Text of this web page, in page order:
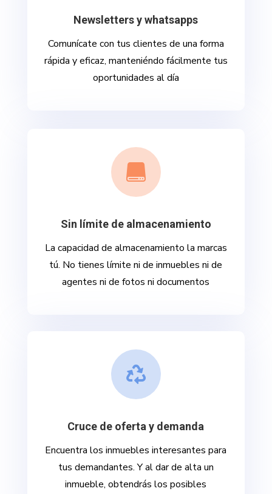
Newsletters y whatsapps
Comunícate con tus clientes de una forma
rápida y eficaz, manteniéndo fácilmente tus
oportunidades al día

Sin límite de almacenamiento
La capacidad de almacenamiento la marcas
tú. No tienes límite ni de inmuebles ni de
agentes ni de fotos ni documentos

Cruce de oferta y demanda
Encuentra los inmuebles interesantes para
tus demandantes. Y al dar de alta un
inmueble, obtendrás los posibles